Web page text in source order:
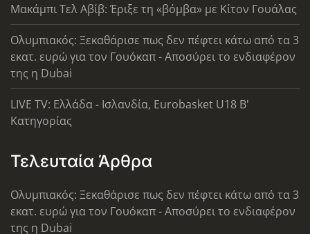
Μακάμπι Τελ Αβίβ: Έριξε τη «βόμβα» με Κίτον Γουάλας
Ολυμπιακός: Ξεκαθάρισε πως δεν πέφτει κάτω από τα 3
εκατ. ευρώ για τον Γουόκαπ - Αποσύρει το ενδιαφέρον
της η Dubai
LIVE TV: Ελλάδα - Ισλανδία, Eurobasket U18 Β'
Κατηγορίας
Τελευταία Άρθρα
Ολυμπιακός: Ξεκαθάρισε πως δεν πέφτει κάτω από τα 3
εκατ. ευρώ για τον Γουόκαπ - Αποσύρει το ενδιαφέρον
της η Dubai